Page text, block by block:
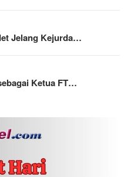
Jelang Kejurda…
Ketua FT…